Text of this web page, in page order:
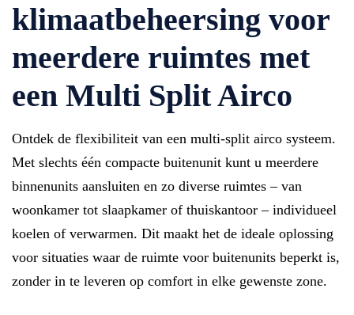
klimaatbeheersing voor
meerdere ruimtes met
een Multi Split Airco
Ontdek de flexibiliteit van een multi-split airco systeem.
Met slechts één compacte buitenunit kunt u meerdere
binnenunits aansluiten en zo diverse ruimtes – van
woonkamer tot slaapkamer of thuiskantoor – individueel
koelen of verwarmen. Dit maakt het de ideale oplossing
voor situaties waar de ruimte voor buitenunits beperkt is,
zonder in te leveren op comfort in elke gewenste zone.